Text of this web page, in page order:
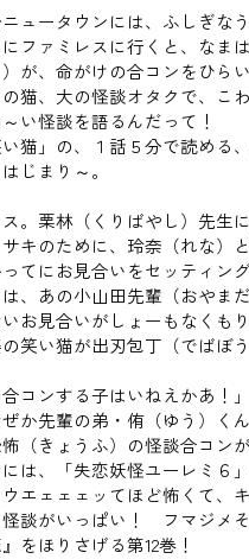
ュータウンには、ふしぎな
ファミレスに行くと、なま
が、命がけの合コンをひら
猫、大の怪談オタクで、こ
い怪談を語るんだって！
猫」の、１話５分で読める
じまり～。
。栗林（くりばやし）先生
キのために、玲奈（れな）
てにお見合いをセッティン
、あの小山田先輩（おやま
お見合いがしょーもなくも
笑い猫が出刃包丁（でばぼ
合コンする子はいねえかあ！」
か先輩の弟・侑（ゆう）く
（きょうふ）の怪談合コン
は、「失恋妖怪ユーレミ６
エェェェッてほど怖くて、
怪談がいっぱい！ フマジメ
をほりさげる第12巻！